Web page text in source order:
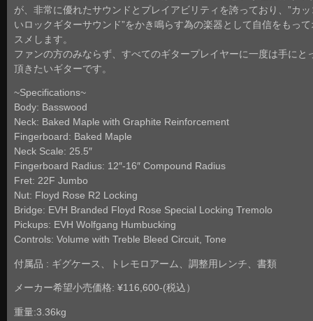
が、非常に優れたサウンドとプレイアビリティを誇っており、”カッ
いロックギターサウンド”をかき鳴らす為の楽器として自信をもって
スメします。
ファンの方のみならず、すべてのギタープレイヤーに一度は手にと
頂きたいギターです。
~Specifications~
Body: Basswood
Neck: Baked Maple with Graphite Reinforcement
Fingerboard: Baked Maple
Neck Scale: 25.5″
Fingerboard Radius: 12″-16″ Compound Radius
Fret: 22F Jumbo
Nut: Floyd Rose R2 Locking
Bridge: EVH Branded Floyd Rose Special Locking Tremolo
Pickups: EVH Wolfgang Humbucking
Controls: Volume with Treble Bleed Circuit, Tone
付属品 : ギグケース、トレモロアーム、調整用レンチ、書類
メーカー希望小売価格: ¥116,600-(税込）
重量:3.36kg